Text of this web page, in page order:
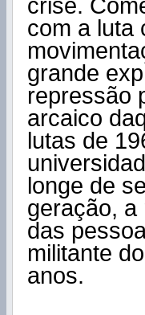
crise.
com a luta
grande
repressão
arcaico
lutas de
longe de
geração, a
das
militante
anos.